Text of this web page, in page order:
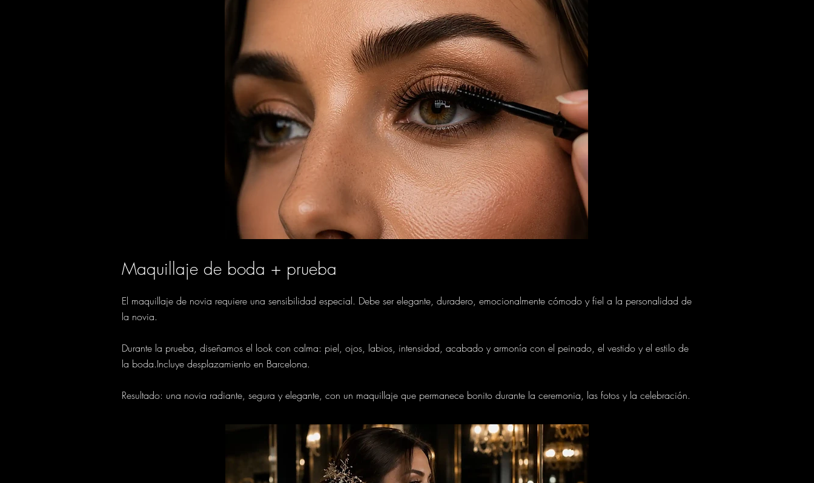
Maquillaje de boda + prueba
El maquillaje de novia requiere una sensibilidad especial. Debe ser elegante, duradero, emocionalmente cómodo y fiel a la personalidad de
la novia.
Durante la prueba, diseñamos el look con calma: piel, ojos, labios, intensidad, acabado y armonía con el peinado, el vestido y el estilo de
la boda.Incluye desplazamiento en Barcelona.
Resultado: una novia radiante, segura y elegante, con un maquillaje que permanece bonito durante la ceremonia, las fotos y la celebración.